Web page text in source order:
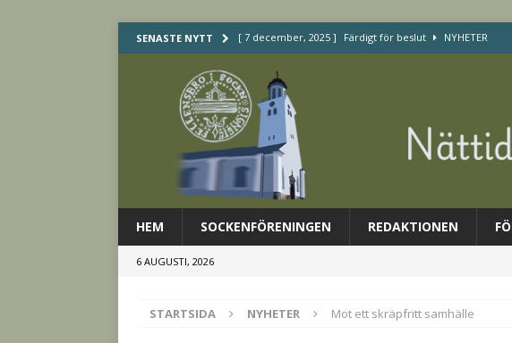
SENASTE NYTT [ 7 december, 2025 ] Färdigt för beslut NYHETER
[ 3 december, 2025 ]
[ 30 november, 2025 ] Det händer i veckan NYHETER
[ 7 december, 2025 ] Det händer i veckan NYHETER
HEM SOCKENFÖRENINGEN REDAKTIONEN
6 AUGUSTI, 2026
STARTSIDA NYHETER Mot ett skräpfritt samhälle